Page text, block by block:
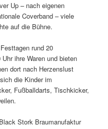
Up – nach eigenen
Coverband – viele
auf die Bühne.
rund 20
ihre Waren und bieten
dort nach Herzenslust
die Kinder im
Fußballdarts, Tischkicker,
Stork Braumanufaktur